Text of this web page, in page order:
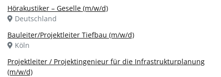
Hörakustiker – Geselle (m/w/d)
Deutschland
Bauleiter/Projektleiter Tiefbau (m/w/d)
Köln
Projektleiter / Projektingenieur für die Infrastrukturplanung
(m/w/d)